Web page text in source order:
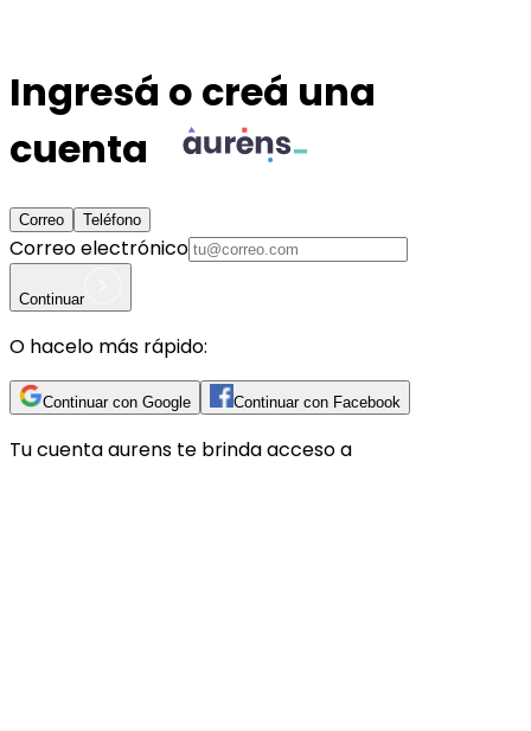
Ingresá o creá una
cuenta
Correo Teléfono
Correo electrónico
Continuar
O hacelo más rápido:
Continuar con Google Continuar con Facebook
Tu cuentaaurens te brinda acceso a